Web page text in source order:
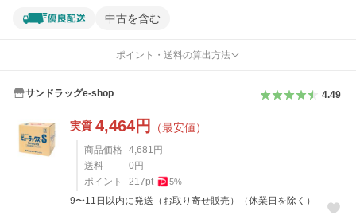
中古を含む
ポイント・送料の算出方法
サンドラッグe-shop 4.49
実質 4,464円 （最安値）
商品価格 4,681 円
送料
0 円
ポイント
217pt 5%
9〜11日以内に発送（お取り寄せ販売）（休業日を除く）